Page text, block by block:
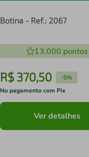
Botina - Ref.: 2067
13.000 pontos
R$ 370,50 -5%
No pagamento com Pix
Ver detalhes